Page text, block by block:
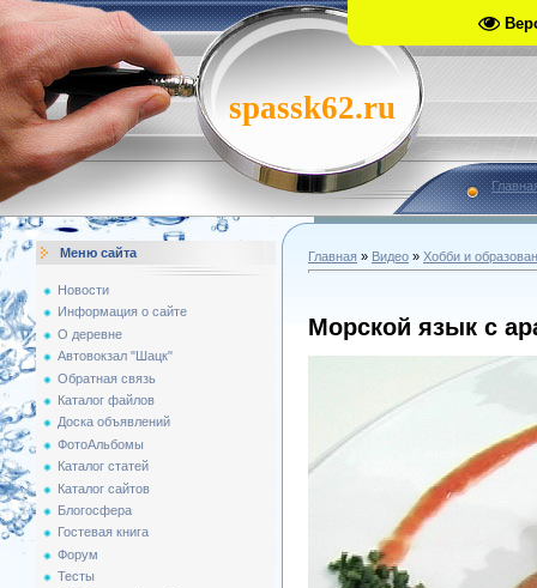
spassk62.ru
Меню сайта
Новости
Информация о сайте
О деревне
Автовокзал "Шацк"
Обратная связь
Каталог файлов
Доска объявлений
ФотоАльбомы
Каталог статей
Каталог сайтов
Блогосфера
Гостевая книга
Форум
Тесты
Главная » Видео » Хобби и
Морской язык с